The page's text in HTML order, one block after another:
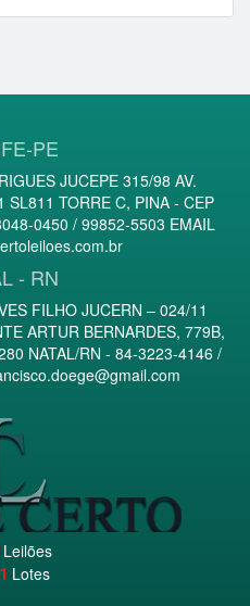
PE
JUCEPE 315/98 AV.
SL811 TORRE C, PINA - CEP
0450 / 99852-5503 EMAIL
- RN
FILHO JUCERN – 024/11
ARTUR BERNARDES, 779B,
NATAL/RN - 84-3223-4146 /
Leilões
Lotes